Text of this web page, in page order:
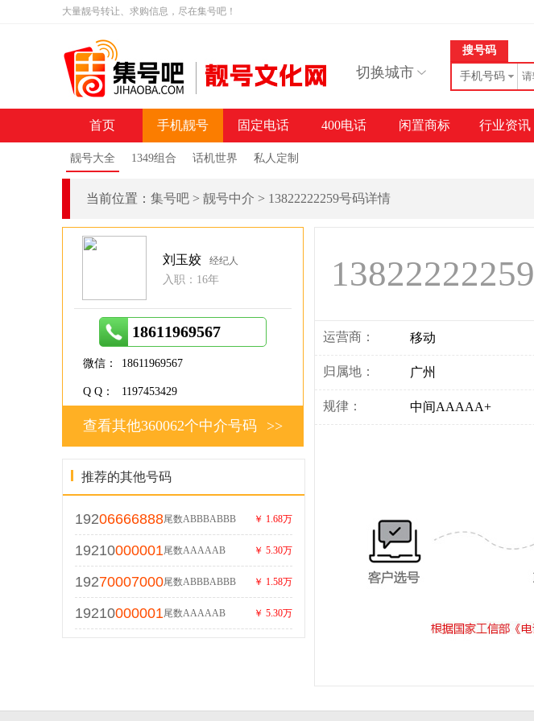
大量靓号转让、求购信息，尽在集号吧！
切换城市
搜号码
手机号码
首页 手机靓号
靓号大全 1349组合 话机世界 私人定制
固定电话 400电话 闲置商标 行业资讯
当前位置： 集号吧 > 靓号中介 > 13822222259号码详情
13822222259
运营商： 移动
归属地： 广州
规律： 中间AAAAA+
刘玉姣 经纪人
入职：16年
18611969567
微信： 18611969567
Q Q： 1197453429
>>
查看其他360062个中介号码
推荐的其他号码
19206666888尾数ABBBABBB ￥ 1.68万
19210000001尾数AAAAAB ￥ 5.30万
19270007000尾数ABBBABBB ￥ 1.58万
19210000001尾数AAAAAB ￥ 5.30万